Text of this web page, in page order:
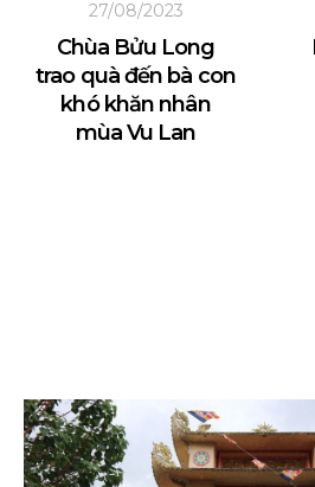
27/08/2023
Chùa Bửu Long
trao quà đến bà con
khó khăn nhân
mùa Vu Lan